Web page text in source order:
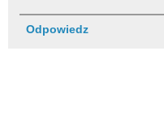
Odpowiedz